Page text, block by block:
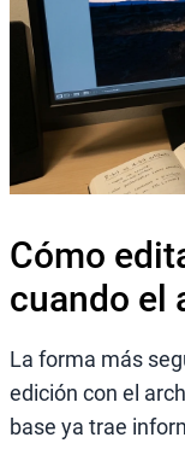
Cómo
cuando el
La forma más
edición con el
base ya trae